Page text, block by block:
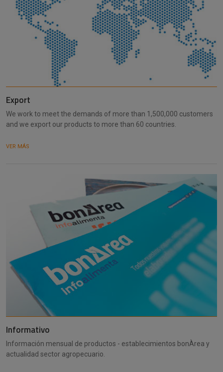
Export
We work to meet the demands of more than 1,500,000 customers
and we export our products to more than 60 countries.
VER MÁS
Informativo
Información mensual de productos - establecimientos bonÀrea y
actualidad sector agropecuario.